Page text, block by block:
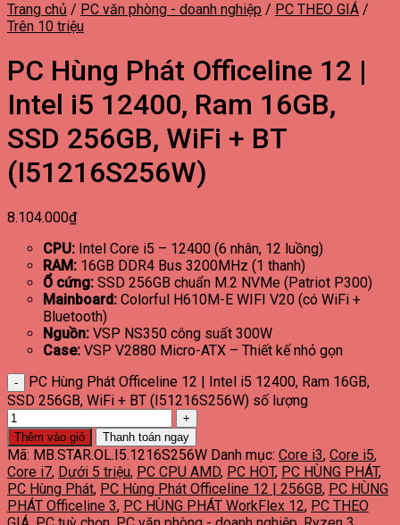
Trang chủ / PC văn phòng - doanh nghiệp / PC THEO GIÁ /
Trên 10 triệu
PC Hùng Phát Officeline 12 |
Intel i5 12400, Ram 16GB,
SSD 256GB, WiFi + BT
(I51216S256W)
8.104.000₫
CPU: Intel Core i5 – 12400 (6 nhân, 12 luồng)
RAM: 16GB DDR4 Bus 3200MHz (1 thanh)
Ổ cứng: SSD 256GB chuẩn M.2 NVMe (Patriot P300)
Mainboard: Colorful H610M-E WIFI V20 (có WiFi +
Bluetooth)
Nguồn: VSP NS350 công suất 300W
Case: VSP V2880 Micro-ATX – Thiết kế nhỏ gọn
PC Hùng Phát Officeline 12 | Intel i5 12400, Ram 16GB,
SSD 256GB, WiFi + BT (I51216S256W) số lượng
Thêm vào giỏ Thanh toán ngay
Mã: MB.STAR.OL.I5.1216S256W Danh mục: Core i3, Core i5,
Core i7, Dưới 5 triệu, PC CPU AMD, PC HOT, PC HÙNG PHÁT,
PC Hùng Phát, PC Hùng Phát Officeline 12 | 256GB, PC HÙNG
PHÁT Officeline 3, PC HÙNG PHÁT WorkFlex 12, PC THEO